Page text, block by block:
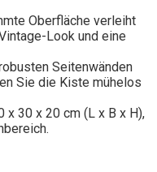
Oberfläche verleiht
Look und eine
Seitenwänden
Sie die Kiste mühelos
x 30 x 20 cm (L x B x H),